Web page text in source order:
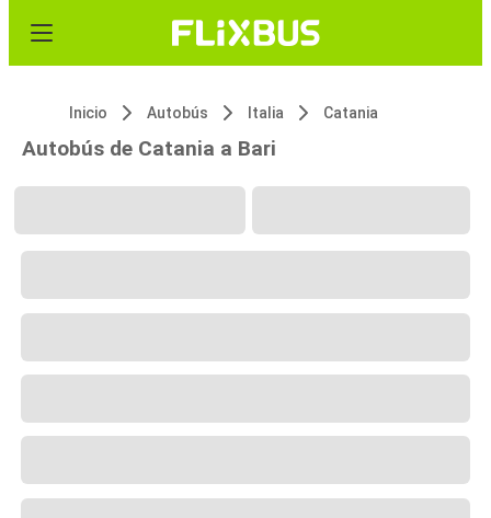
Inicio Autobús Italia Catania
Autobús de Catania a Bari